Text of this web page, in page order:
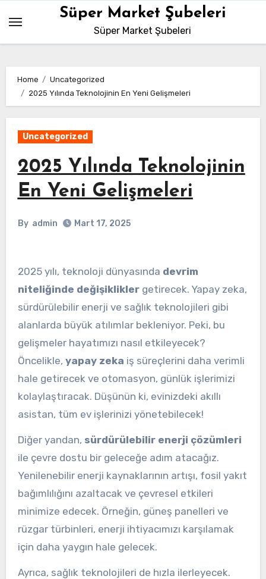
content
Süper Market Şubeleri
Süper Market Şubeleri
Home
Uncategorized
2025 Yılında Teknolojinin En Yeni Gelişmeleri
Uncategorized
2025 Yılında Teknolojinin
En Yeni Gelişmeleri
By admin Mart 17, 2025
2025 yılı, teknoloji dünyasında devrim
niteliğinde değişikliklergetirecek. Yapay zeka,
sürdürülebilir enerji ve sağlık teknolojileri gibi
alanlarda büyük atılımlar bekleniyor. Peki, bu
gelişmeler hayatımızı nasıl etkileyecek?
Öncelikle, yapay zeka iş süreçlerini daha verimli
hale getirecek ve otomasyon, günlük işlerimizi
kolaylaştıracak. Düşünün ki, evinizdeki akıllı
asistan, tüm ev işlerinizi yönetebilecek!
Diğer yandan, sürdürülebilir enerji çözümleri
ile çevre dostu bir geleceğe adım atacağız.
Yenilenebilir enerji kaynaklarının artışı, fosil yakıt
bağımlılığını azaltacak ve çevresel etkileri
minimize edecek. Örneğin, güneş panelleri ve
rüzgar türbinleri, enerji ihtiyacımızı karşılamak
için daha yaygın hale gelecek.
Ayrıca, sağlık teknolojileri de hızla ilerleyecek.